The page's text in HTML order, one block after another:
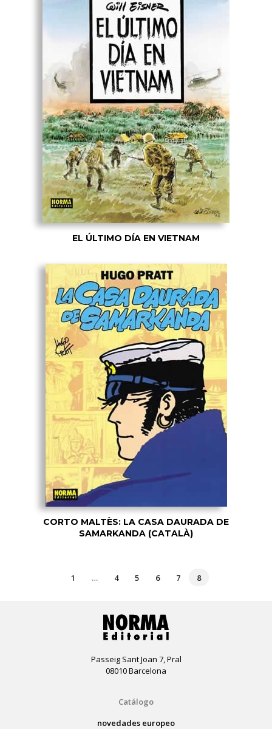
EL ÚLTIMO DÍA EN VIETNAM
CORTO MALTÈS: LA CASA DAURADA DE
SAMARKANDA (CATALÀ)
1 … 4 5 6 7 8
Passeig Sant Joan 7, Pral
08010 Barcelona
Catálogo
novedades europeo